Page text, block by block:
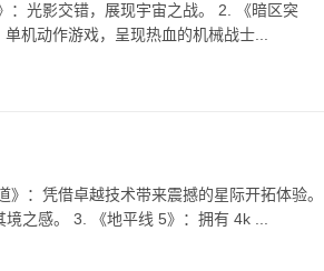
：光影交错，展现宇宙之战。 2. 《暗区突
机动作游戏，呈现热血的机械战士...
：凭借卓越技术带来震撼的星际开拓体验。
之感。 3. 《地平线 5》：拥有 4k ...